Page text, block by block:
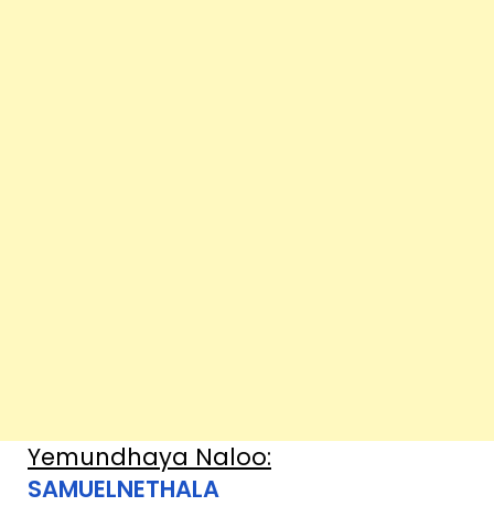
Yemundhaya Naloo:
SAMUELNETHALA